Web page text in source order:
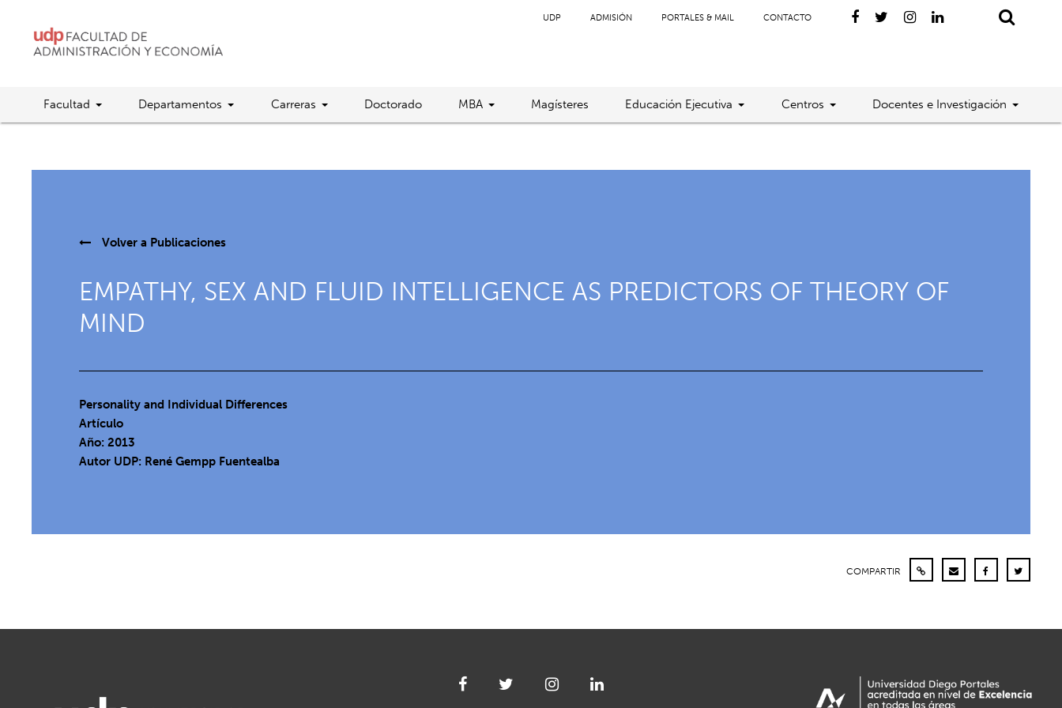
UDP ADMISIÓN PORTALES & MAIL CONTACTO
Facultad Departamentos Carreras Doctorado MBA Magísteres Educación Ejecutiva Centros Docentes e Investigación
Volver a Publicaciones
EMPATHY, SEX AND FLUID INTELLIGENCE AS PREDICTORS OF THEORY OF
MIND
Personality and Individual Differences
Artículo
Año: 2013
Autor UDP: René Gempp Fuentealba
COMPARTIR